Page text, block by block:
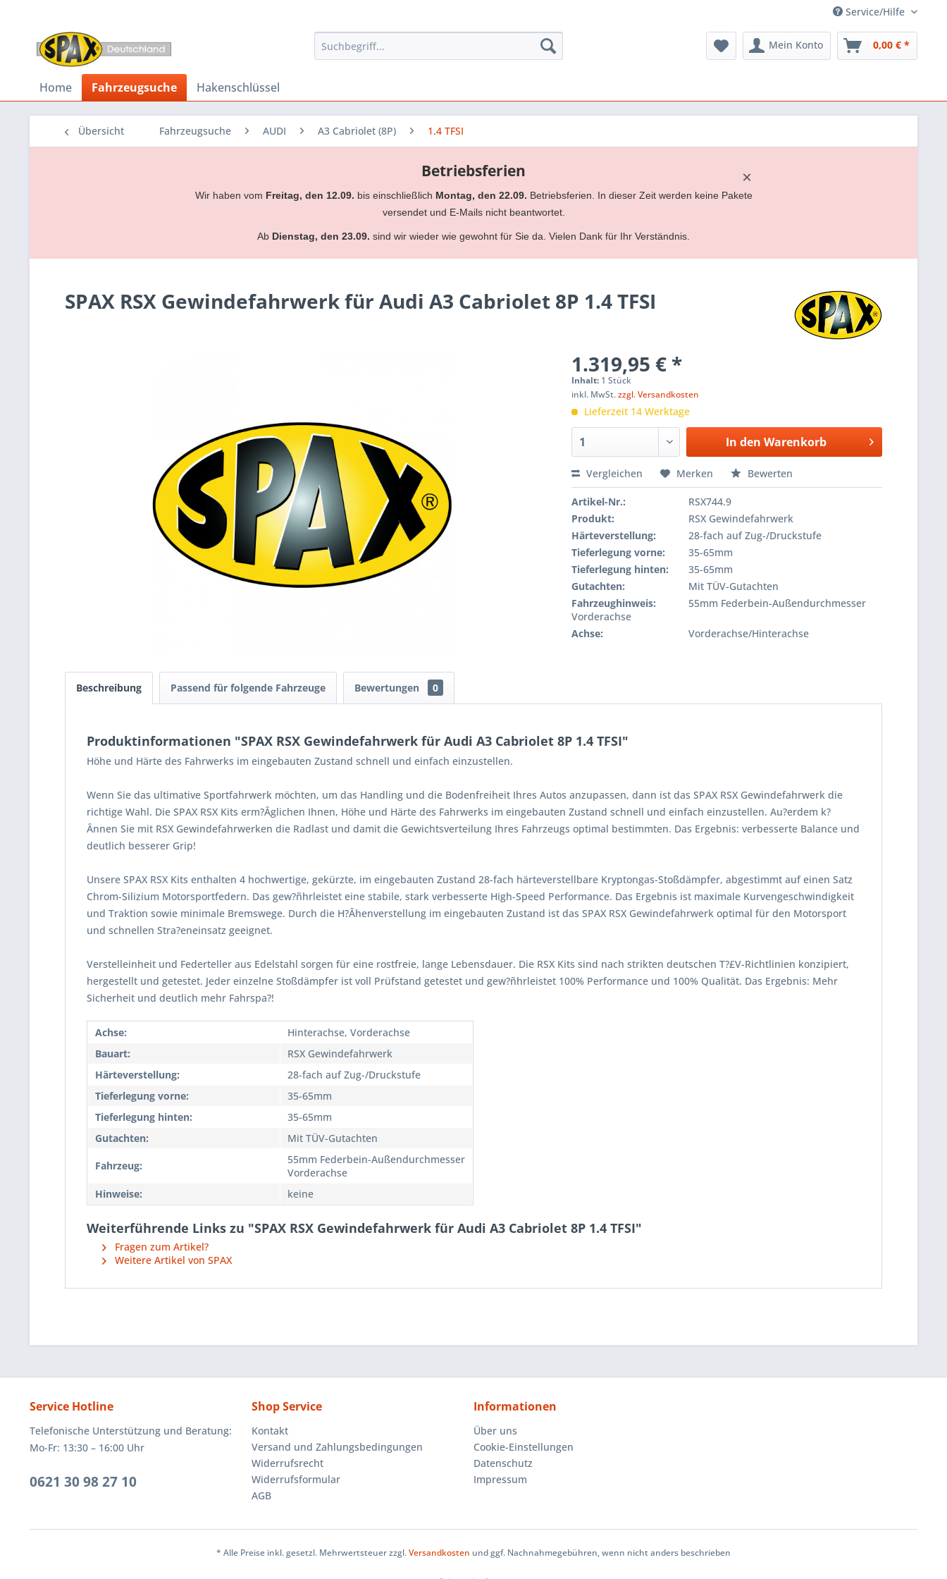
Service/Hilfe
Mein Konto 0,00 € *
Home Fahrzeugsuche Hakenschlüssel
Übersicht Fahrzeugsuche AUDI A3 Cabriolet (8P) 1.4 TFSI
×
Betriebsferien
Wir haben vom Freitag, den 12.09. bis einschließlich Montag, den 22.09. Betriebsferien. In dieser Zeit werden keine Pakete
versendet und E-Mails nicht beantwortet.
Ab Dienstag, den 23.09. sind wir wieder wie gewohnt für Sie da. Vielen Dank für Ihr Verständnis.
SPAX RSX Gewindefahrwerk für Audi A3 Cabriolet 8P 1.4 TFSI
1.319,95 € *
Inhalt: 1 Stück
inkl. MwSt.zzgl. Versandkosten
Lieferzeit 14 Werktage
In den Warenkorb
Vergleichen Merken Bewerten
Artikel-Nr.:
RSX744.9
Produkt:
RSX Gewindefahrwerk
Härteverstellung:
28-fach auf Zug-/Druckstufe
Tieferlegung vorne:
35-65mm
Tieferlegung hinten:
35-65mm
Gutachten:
Mit TÜV-Gutachten
Fahrzeughinweis:
55mm Federbein-Außendurchmesser
Vorderachse
Achse:
Vorderachse/Hinterachse
Beschreibung Passend für folgende Fahrzeuge Bewertungen 0
Produktinformationen "SPAX RSX Gewindefahrwerk für Audi A3 Cabriolet 8P 1.4 TFSI"
Höhe und Härte des Fahrwerks im eingebauten Zustand schnell und einfach einzustellen.
Wenn Sie das ultimative Sportfahrwerk möchten, um das Handling und die Bodenfreiheit Ihres Autos anzupassen, dann ist das SPAX RSX Gewindefahrwerk die
richtige Wahl. Die SPAX RSX Kits erm?Âglichen Ihnen, Höhe und Härte des Fahrwerks im eingebauten Zustand schnell und einfach einzustellen. Au?erdem k?
Ânnen Sie mit RSX Gewindefahrwerken die Radlast und damit die Gewichtsverteilung Ihres Fahrzeugs optimal bestimmten. Das Ergebnis: verbesserte Balance und
deutlich besserer Grip!
Unsere SPAX RSX Kits enthalten 4 hochwertige, gekürzte, im eingebauten Zustand 28-fach härteverstellbare Kryptongas-Stoßdämpfer, abgestimmt auf einen Satz
Chrom-Silizium Motorsportfedern. Das gew?ñhrleistet eine stabile, stark verbesserte High-Speed Performance. Das Ergebnis ist maximale Kurvengeschwindigkeit
und Traktion sowie minimale Bremswege. Durch die H?Âhenverstellung im eingebauten Zustand ist das SPAX RSX Gewindefahrwerk optimal für den Motorsport
und schnellen Stra?eneinsatz geeignet.
Verstelleinheit und Federteller aus Edelstahl sorgen für eine rostfreie, lange Lebensdauer. Die RSX Kits sind nach strikten deutschen T?£V-Richtlinien konzipiert,
hergestellt und getestet. Jeder einzelne Stoßdämpfer ist voll Prüfstand getestet und gew?ñhrleistet 100% Performance und 100% Qualität. Das Ergebnis: Mehr
Sicherheit und deutlich mehr Fahrspa?!
Achse:
Hinterachse, Vorderachse
Bauart:
RSX Gewindefahrwerk
Härteverstellung:
28-fach auf Zug-/Druckstufe
Tieferlegung vorne:
35-65mm
Tieferlegung hinten:
35-65mm
Gutachten:
Mit TÜV-Gutachten
Fahrzeug:
55mm Federbein-Außendurchmesser
Vorderachse
Hinweise:
keine
Weiterführende Links zu "SPAX RSX Gewindefahrwerk für Audi A3 Cabriolet 8P 1.4 TFSI"
Fragen zum Artikel?
Weitere Artikel von SPAX
Service Hotline
Telefonische Unterstützung und Beratung:
Mo-Fr: 13:30 – 16:00 Uhr
0621 30 98 27 10
Shop Service
Kontakt
Versand und Zahlungsbedingungen
Widerrufsrecht
Widerrufsformular
AGB
Informationen
Über uns
Cookie-Einstellungen
Datenschutz
Impressum
* Alle Preise inkl. gesetzl. Mehrwertsteuer zzgl.Versandkosten und ggf. Nachnahmegebühren, wenn nicht anders beschrieben